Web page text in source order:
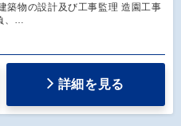
築物の設計及び工事監理 造園工事
、…
詳細を見る